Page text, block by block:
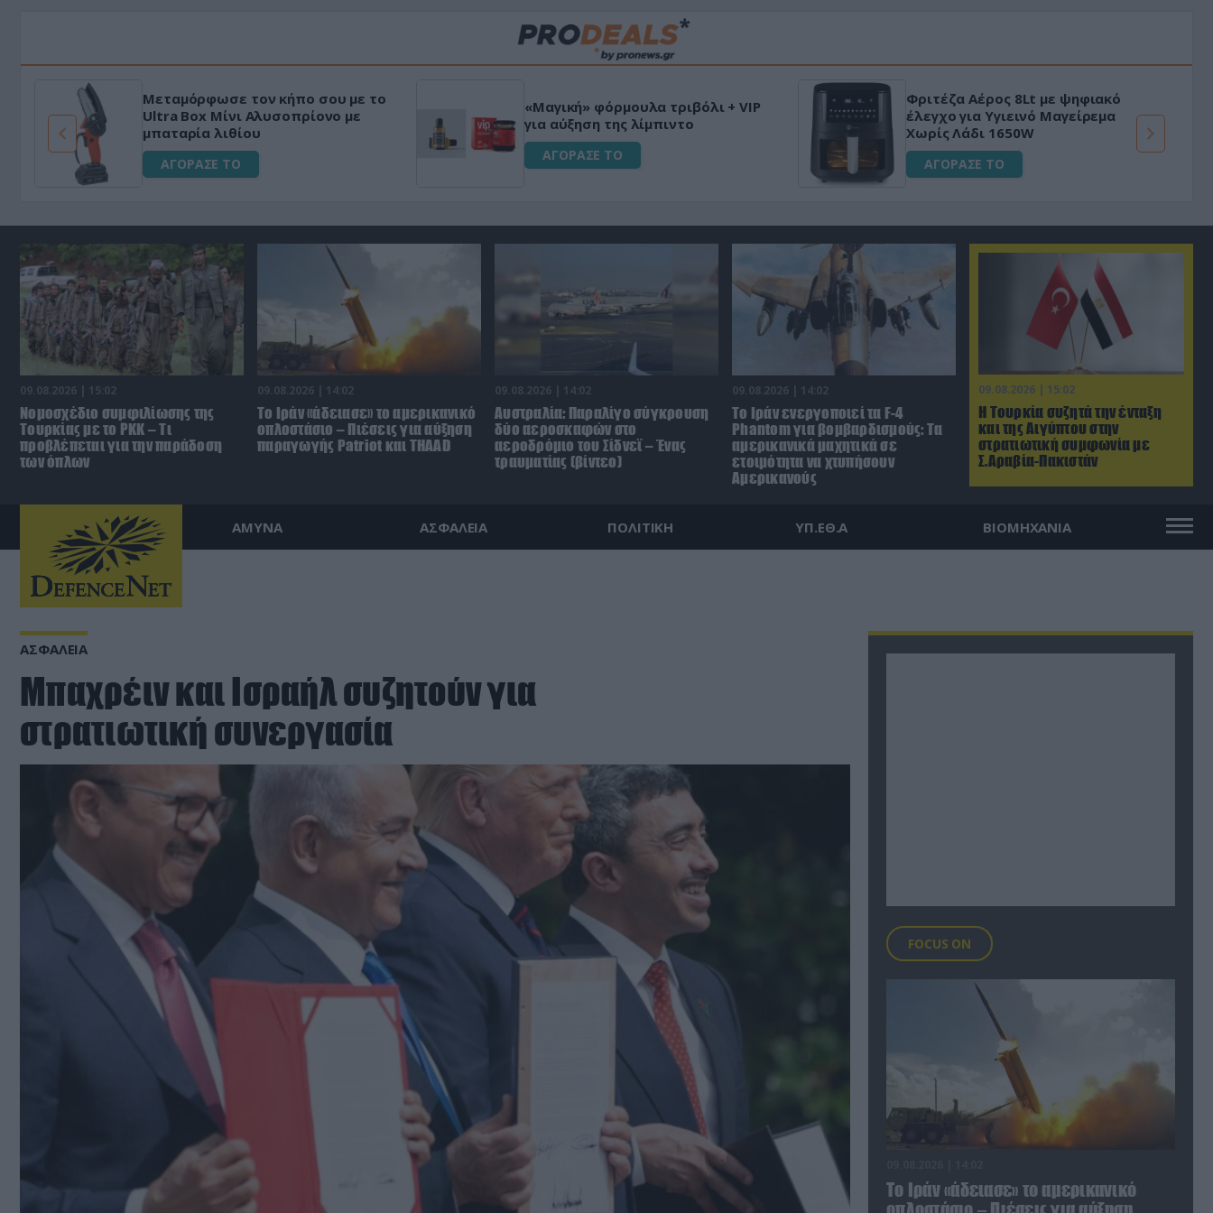
Μεταμόρφωσε τον κήπο σου με το
Ultra Box Μίνι Αλυσοπρίονο με
μπαταρία λιθίου
ΑΓΟΡΑΣΕ ΤΟ
«Μαγική» φόρμουλα τριβόλι + VIP
για αύξηση της λίμπιντο
ΑΓΟΡΑΣΕ ΤΟ
Φριτέζα Αέρος 8Lt με ψηφιακό
έλεγχο για Υγιεινό Μαγείρεμα
Χωρίς Λάδι 1650W
ΑΓΟΡΑΣΕ ΤΟ
09.08.2026 | 15:02
Η Τουρκία συζητά την ένταξη
και της Αιγύπτου στην
στρατιωτική συμφωνία με
Σ.Αραβία-Πακιστάν
09.08.2026 | 15:02
Νομοσχέδιο συμφιλίωσης της
Τουρκίας με το ΡΚΚ – Τι
προβλέπεται για την παράδοση
των όπλων
09.08.2026 | 14:02
Το Ιράν «άδειασε» το αμερικανικό
οπλοστάσιο – Πιέσεις για αύξηση
παραγωγής Patriot και THAAD
09.08.2026 | 14:02
Αυστραλία: Παραλίγο σύγκρουση
δύο αεροσκαφών στο
αεροδρόμιο του Σίδνεϊ – Ένας
τραυματίας (βίντεο)
09.08.2026 | 14:02
Το Ιράν ενεργοποιεί τα F-4
Phantom για βομβαρδισμούς: Τα
αμερικανικά μαχητικά σε
ετοιμότητα να χτυπήσουν
Αμερικανούς
ΑΜΥΝΑ ΑΣΦΑΛΕΙΑ ΠΟΛΙΤΙΚΗ ΥΠ.ΕΘ.Α ΒΙΟΜΗΧΑΝΙΑ
ΑΣΦΑΛΕΙΑ
Μπαχρέιν και Ισραήλ συζητούν για
στρατιωτική συνεργασία
FOCUS ON
Το Ιράν «άδειασε» το αμερικανικό